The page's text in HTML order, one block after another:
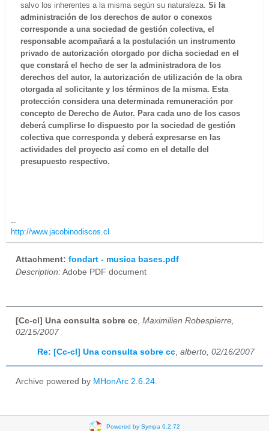
salvo los inherentes a la misma según su naturaleza. Si la
administración de los derechos de autor o conexos
corresponde a una sociedad de gestión colectiva, el
responsable acompañará a la postulación un instrumento
privado de autorización otorgado por dicha sociedad en el
que constará el hecho de ser la administradora de los
derechos del autor, la autorización de utilización de la obra
otorgada al solicitante y los términos de la misma. Esta
protección considera una determinada remuneración por
concepto de Derecho de Autor. Para cada uno de los casos
deberá cumplirse lo dispuesto por la sociedad de gestión
colectiva que corresponda y deberá expresarse en las
actividades del proyecto así como en el detalle del
presupuesto respectivo.
--
http://www.jacobinodiscos.cl
Attachment: fondart - musica bases.pdf
Description: Adobe PDF document
[Cc-cl] Una consulta sobre cc, Maximilien Robespierre,
02/15/2007
Re: [Cc-cl] Una consulta sobre cc alberto, 02/16/2007
Archive powered by MHonArc 2.6.24.
Powered by Sympa 6.2.72